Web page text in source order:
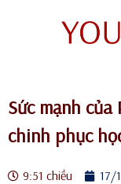
dung
Sức mạnh
chinh phục
9:51 chiều 17/